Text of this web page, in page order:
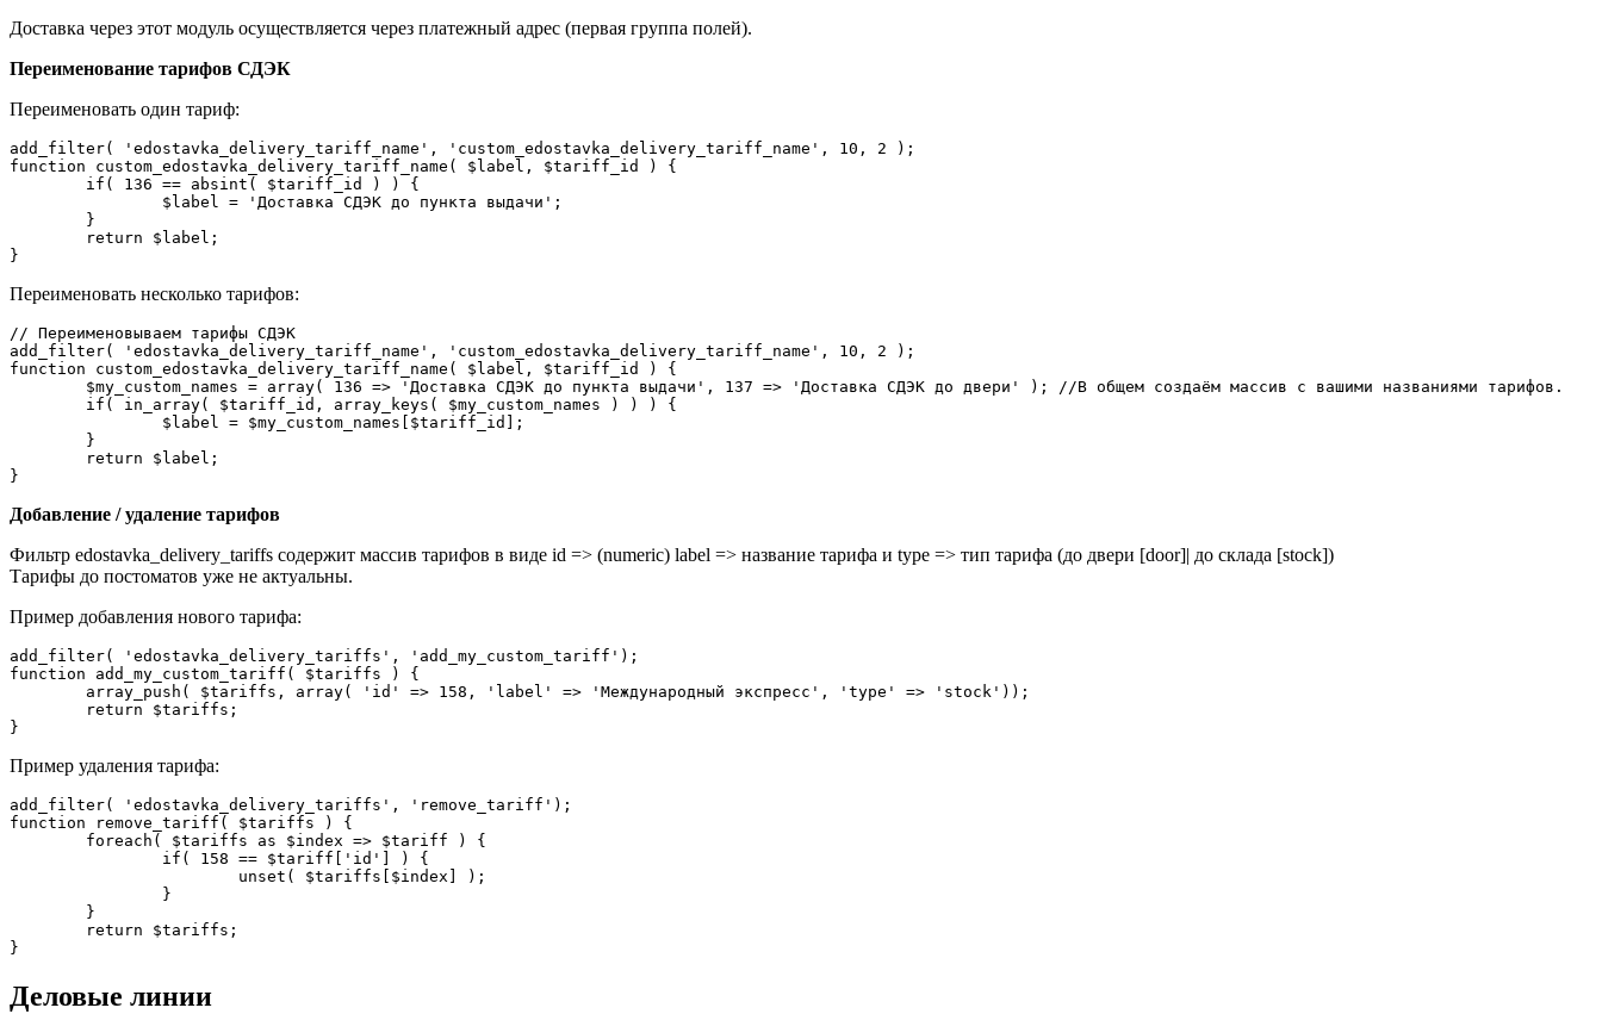
Доставка через этот модуль осуществляется через платежный адрес (первая группа полей).
Переименование тарифов СДЭК
Переименовать один тариф:
add_filter( 'edostavka_delivery_tariff_name', 'custom_edostavka_delivery_tariff_name', 10, 2 );
function custom_edostavka_delivery_tariff_name( $label, $tariff_id ) {
}
Переименовать несколько тарифов:
// Переименовываем тарифы СДЭК
add_filter( 'edostavka_delivery_tariff_name', 'custom_edostavka_delivery_tariff_name', 10, 2 );
function custom_edostavka_delivery_tariff_name( $label, $tariff_id ) {
}
Добавление / удаление тарифов
Фильтр edostavka_delivery_tariffs содержит массив тарифов в виде id => (numeric) label => название тарифа и type => тип тарифа (до двери [door]| до склада [stock])
Тарифы до постоматов уже не актуальны.
Пример добавления нового тарифа:
add_filter( 'edostavka_delivery_tariffs', 'add_my_custom_tariff');
function add_my_custom_tariff( $tariffs ) {
}
Пример удаления тарифа:
add_filter( 'edostavka_delivery_tariffs', 'remove_tariff');
function remove_tariff( $tariffs ) {
}
Деловые линии